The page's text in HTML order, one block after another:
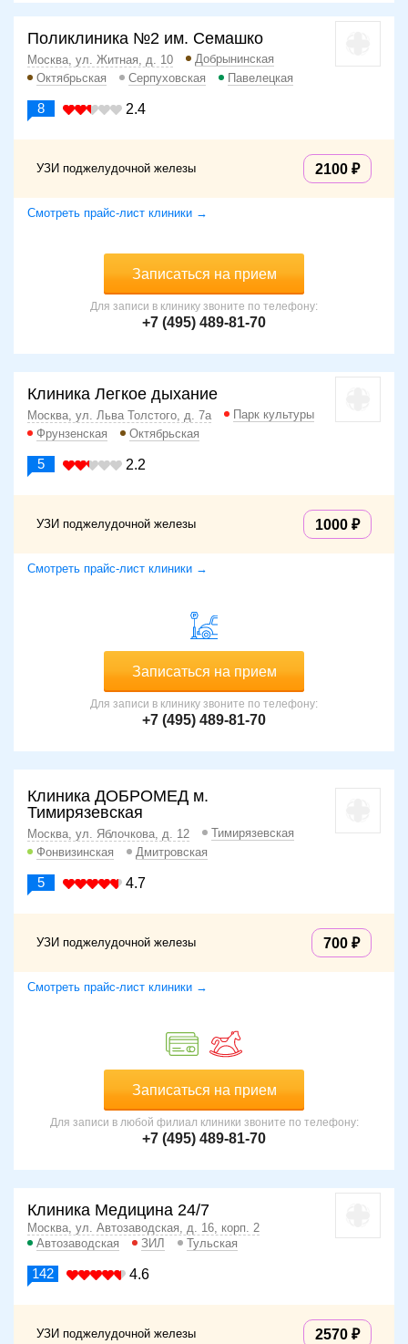
Поликлиника №2 им. Семашко
Москва, ул. Житная, д. 10
Добрынинская
Октябрьская
Серпуховская Павелецкая
8 2.4
УЗИ поджелудочной железы 2100
Смотреть прайс-лист клиники →
Записаться на прием
Для записи в клинику звоните по телефону:
+7 (495) 489-81-70
Клиника Легкое дыхание
Москва, ул. Льва Толстого, д. 7а
Парк культуры
Фрунзенская
Октябрьская
5 2.2
УЗИ поджелудочной железы 1000
Смотреть прайс-лист клиники →
Записаться на прием
Для записи в клинику звоните по телефону:
+7 (495) 489-81-70
Клиника ДОБРОМЕД м.
Тимирязевская
Москва, ул. Яблочкова, д. 12
Тимирязевская
Фонвизинская
Дмитровская
5 4.7
УЗИ поджелудочной железы 700
Смотреть прайс-лист клиники →
Записаться на прием
Для записи в любой филиал клиники звоните по телефону:
+7 (495) 489-81-70
Клиника Медицина 24/7
Москва, ул. Автозаводская, д. 16, корп. 2
Автозаводская
ЗИЛ Тульская
142 4.6
УЗИ поджелудочной железы 2570